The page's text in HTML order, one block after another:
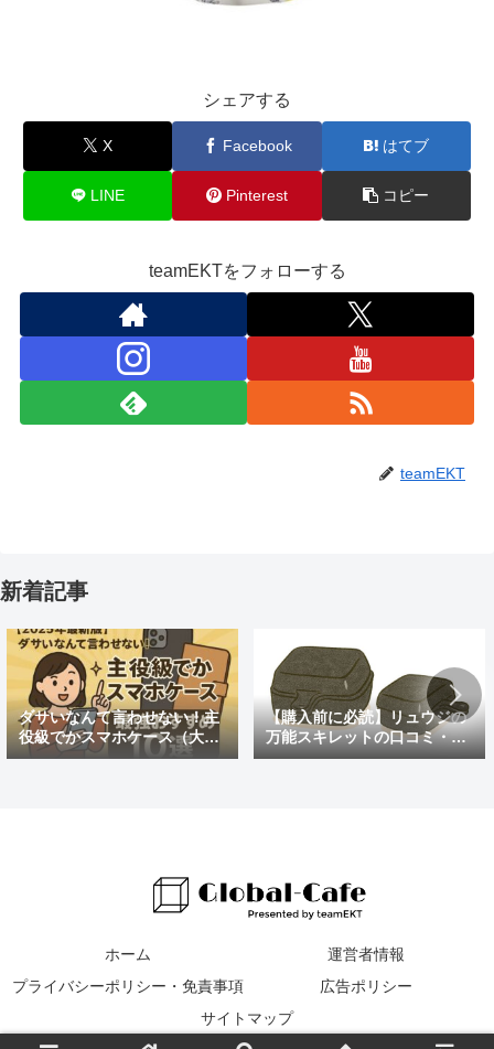
シェアする
X Facebook はてブ
LINE Pinterest コピー
teamEKTをフォローする
teamEKT
新着記事
ダサいなんて言わせない！主
役級でかスマホケース（大き
めの）最強おすすめ10選
【購入前に必読】リュウジの
万能スキレットの口コミ・評
判まとめ｜後悔しないための
ホーム
運営者情報
プライバシーポリシー・免責事項
広告ポリシー
サイトマップ